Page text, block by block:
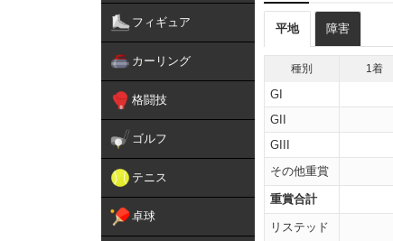
フィギュア
カーリング
格闘技
ゴルフ
テニス
卓球
平地 障害
種別 1着
GI
GII
GIII
その他重賞
重賞合計
リステッド